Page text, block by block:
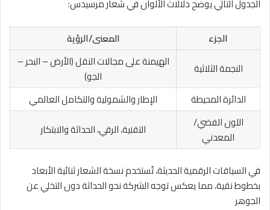
الجدول التالي يوضح دلالات الألوان في شعار مرسيدس:
الجزء
المعنى/الرؤية
النجمة الثلاثية
الهيمنة على مجالات النقل (الأرض – البحر –
الجو)
الدائرة المحيطة
الإطار والشمولية والتكامل العالمي
اللون الفضي/
المعدني
التقنية، الرقي، الحداثة والابتكار
في السياقات الرقمية الحديثة، تُستخدم نسخة الشعار ثنائية الأبعاد
بخطوط نقية، مما يعكس توجه الشركة نحو الحداثة دون التخلي عن
الجوهر